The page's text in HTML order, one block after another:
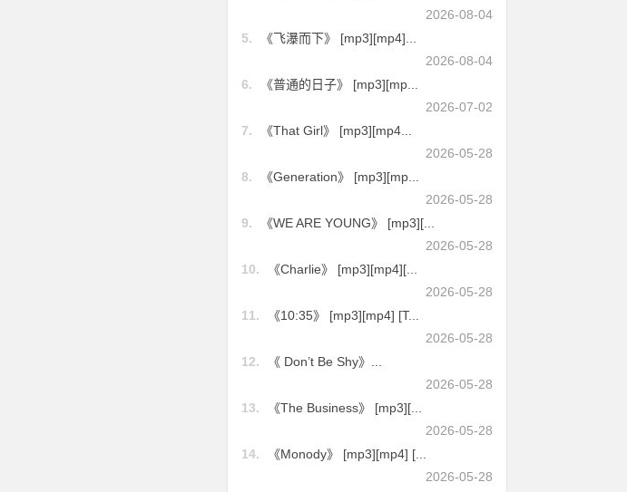
2026-08-04
5.
《飞瀑而下》 [mp3][mp4]...
2026-08-04
6.
《普通的日子》 [mp3][mp...
2026-07-02
7.
《That Girl》 [mp3][mp4...
2026-05-28
8.
《Generation》 [mp3][mp...
2026-05-28
9.
《WE ARE YOUNG》 [mp3][...
2026-05-28
10.
《Charlie》 [mp3][mp4][...
2026-05-28
11.
《10:35》 [mp3][mp4] [T...
2026-05-28
12.
《 Don’t Be Shy》...
2026-05-28
13.
《The Business》 [mp3][...
2026-05-28
14.
《Monody》 [mp3][mp4] [...
2026-05-28